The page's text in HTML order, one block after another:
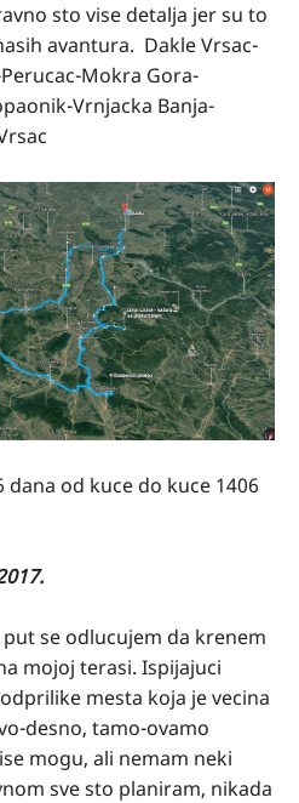
sto vise detalja jer su to
avantura. Dakle Vrsac-
Mokra Gora-
Vrnjacka Banja-
od kuce do kuce 1406
put se odlucujem da krenem
mojoj terasi. Ispijajuci
mesta koja je vecina
desno, tamo-ovamo
mogu, ali nemam neki
sve sto planiram, nikada